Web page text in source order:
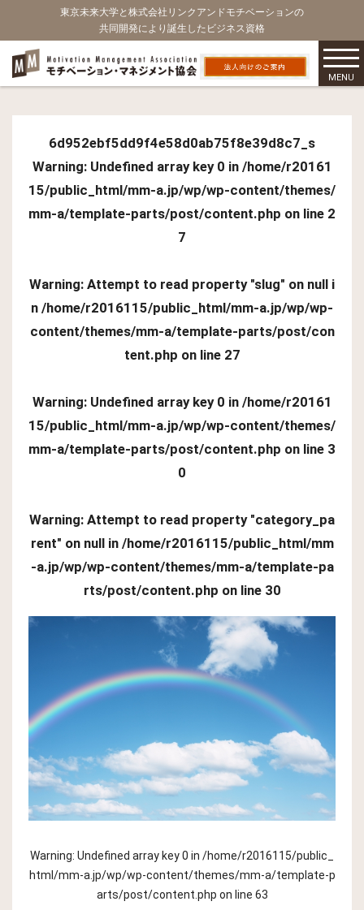
東京未来大学と株式会社リンクアンドモチベーションの
共同開発により誕生したビジネス資格
MENU
6d952ebf5dd9f4e58d0ab75f8e39d8c7_s
Warning: Undefined array key 0 in /home/r20161
15/public_html/mm-a.jp/wp/wp-content/themes/
mm-a/template-parts/post/content.php on line 2
7
Warning: Attempt to read property "slug" on null i
n /home/r2016115/public_html/mm-a.jp/wp/wp-
content/themes/mm-a/template-parts/post/con
tent.php on line 27
Warning: Undefined array key 0 in /home/r20161
15/public_html/mm-a.jp/wp/wp-content/themes/
mm-a/template-parts/post/content.php on line 3
0
Warning: Attempt to read property "category_pa
rent" on null in /home/r2016115/public_html/mm
-a.jp/wp/wp-content/themes/mm-a/template-pa
rts/post/content.php on line 30
Warning: Undefined array key 0 in /home/r2016115/public_
html/mm-a.jp/wp/wp-content/themes/mm-a/template-p
arts/post/content.php on line 63